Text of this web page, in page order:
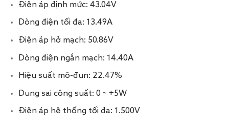
Điện áp định mức: 43.04V
Dòng điện tối đa: 13.49A
Điện áp hở mạch: 50.86V
Dòng điện ngắn mạch: 14.40A
Hiệu suất mô-đun: 22.47%
Dung sai công suất: 0 ~ +5W
Điện áp hệ thống tối đa: 1.500V